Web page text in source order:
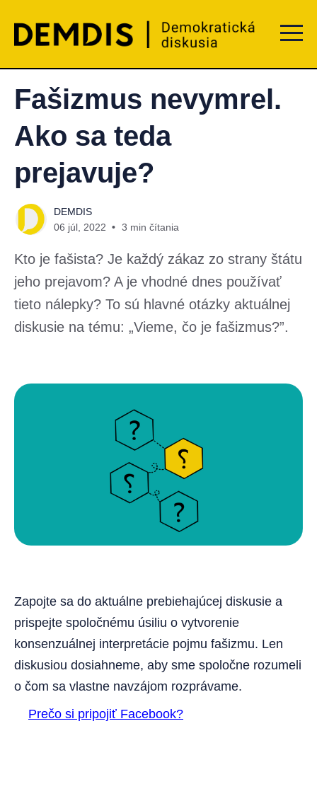
Menu
Fašizmus nevymrel.
Ako sa teda
prejavuje?
DEMDIS
06 júl, 2022
3 min čítania
Kto je fašista? Je každý zákaz zo strany štátu
jeho prejavom? A je vhodné dnes používať
tieto nálepky? To sú hlavné otázky aktuálnej
diskusie na tému: „Vieme, čo je fašizmus?”.
Zapojte sa do aktuálne prebiehajúcej diskusie a
prispejte spoločnému úsiliu o vytvorenie
konsenzuálnej interpretácie pojmu fašizmu. Len
diskusiou dosiahneme, aby sme spoločne rozumeli
o čom sa vlastne navzájom rozprávame.
Prečo si pripojiť Facebook?